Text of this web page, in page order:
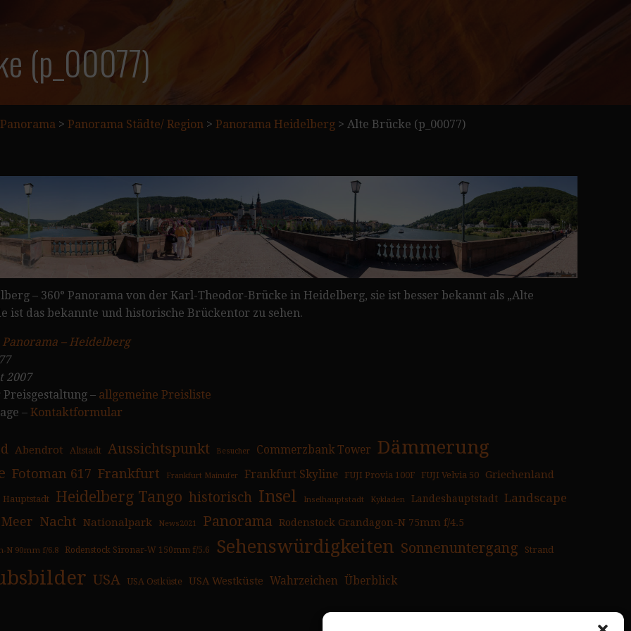
(p_00077)
Panorama > Panorama Städte/ Region > Panorama Heidelberg > Alte Brücke (p_00077)
– 360° Panorama von der Karl-Theodor-Brücke in Heidelberg, sie ist besser bekannt als „Alte
ist das bekannte und historische Brückentor zu sehen.
Panorama – Heidelberg
2007
– allgemeine Preisliste
– Kontaktformular
Abendrot Altstadt Aussichtspunkt Besucher Commerzbank Tower Dämmerung
Fotoman 617 Frankfurt Frankfurt Mainufer Frankfurt Skyline FUJI Provia 100F FUJI Velvia 50
Griechenland
Hauptstadt Heidelberg Tango historisch Insel Inselhauptstadt Kykladen Landeshauptstadt Landscape
Meer Nacht Nationalpark News2021 Panorama Rodenstock Grandagon-N 75mm f/4.5
N 90mm f/6.8 Rodenstock Sironar-W 150mm f/5.6 Sehenswürdigkeiten Sonnenuntergang Strand
USA USA Ostküste USA Westküste Wahrzeichen Überblick